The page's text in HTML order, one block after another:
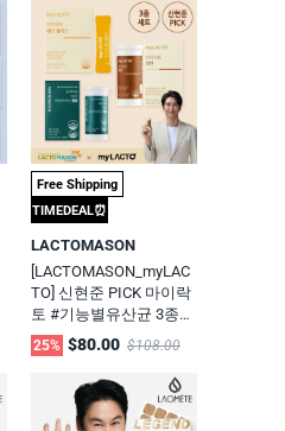
Free Shipping
TIMEDEAL⏰
LACTOMASON
[LACTOMASON_myLAC
TO] 신현준 PICK 마이락
토 #기능별유산균 3종
세트 에스플러스 파우더
형 1박스 + 쾌변 캡슐 1박
스 + 모더바이옴 비오틴
프로바이오틱스 100억 1
박스
25% $80.00 $108.00